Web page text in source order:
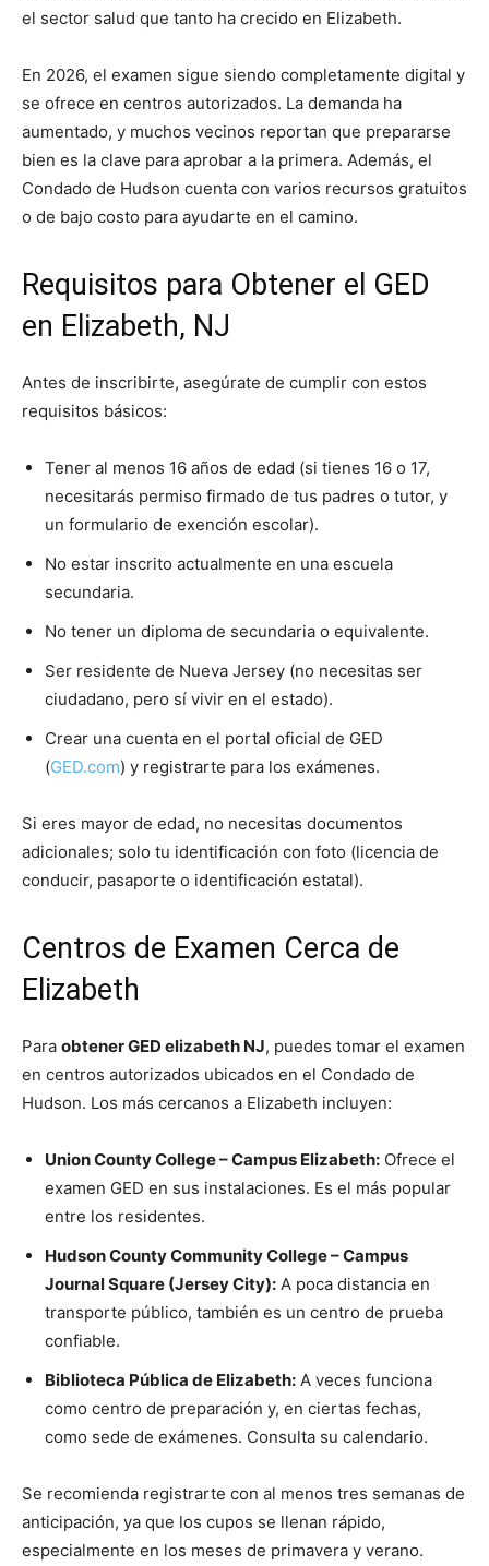
el sector salud que tanto ha crecido en Elizabeth.
En 2026, el examen sigue siendo completamente digital y
se ofrece en centros autorizados. La demanda ha
aumentado, y muchos vecinos reportan que prepararse
bien es la clave para aprobar a la primera. Además, el
Condado de Hudson cuenta con varios recursos gratuitos
o de bajo costo para ayudarte en el camino.
Requisitos para Obtener el GED
en Elizabeth, NJ
Antes de inscribirte, asegúrate de cumplir con estos
requisitos básicos:
Tener al menos 16 años de edad (si tienes 16 o 17,
necesitarás permiso firmado de tus padres o tutor, y
un formulario de exención escolar).
No estar inscrito actualmente en una escuela
secundaria.
No tener un diploma de secundaria o equivalente.
Ser residente de Nueva Jersey (no necesitas ser
ciudadano, pero sí vivir en el estado).
Crear una cuenta en el portal oficial de GED
(GED.com) y registrarte para los exámenes.
Si eres mayor de edad, no necesitas documentos
adicionales; solo tu identificación con foto (licencia de
conducir, pasaporte o identificación estatal).
Centros de Examen Cerca de
Elizabeth
Para obtener GED elizabeth NJ, puedes tomar el examen
en centros autorizados ubicados en el Condado de
Hudson. Los más cercanos a Elizabeth incluyen:
Union County College – Campus Elizabeth: Ofrece el
examen GED en sus instalaciones. Es el más popular
entre los residentes.
Hudson County Community College – Campus
Journal Square (Jersey City): A poca distancia en
transporte público, también es un centro de prueba
confiable.
Biblioteca Pública de Elizabeth: A veces funciona
como centro de preparación y, en ciertas fechas,
como sede de exámenes. Consulta su calendario.
Se recomienda registrarte con al menos tres semanas de
anticipación, ya que los cupos se llenan rápido,
especialmente en los meses de primavera y verano.